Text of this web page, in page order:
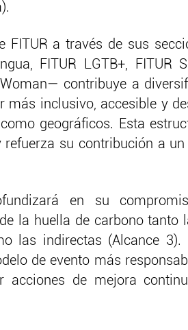
FITUR a través de sus
FITUR LGTB+, FITUR
Woman— contribuye a
inclusivo, accesible y
geográficos. Esta
su contribución a
en su
la huella de carbono tanto
las indirectas (Alcance 3).
de evento más
acciones de mejora